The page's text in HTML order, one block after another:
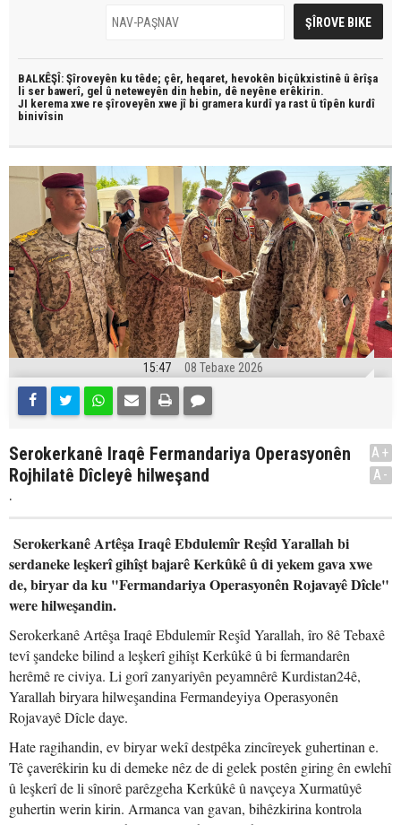
BALKÊŞÎ: Şîroveyên ku têde; çêr, heqaret, hevokên biçûkxistinê û êrîşa
li ser bawerî, gel û neteweyên din hebin, dê neyêne erêkirin.
JI kerema xwe re şîroveyên xwe jî bi gramera kurdî ya rast û tîpên kurdî
binivîsin
15:47 08 Tebaxe 2026
Serokerkanê Iraqê Fermandariya Operasyonên
Rojhilatê Dîcleyê hilweşand
.
A+
A-
Serokerkanê Artêşa Iraqê Ebdulemîr Reşîd Yarallah bi
serdaneke leşkerî gihîşt bajarê Kerkûkê û di yekem gava xwe
de, biryar da ku "Fermandariya Operasyonên Rojavayê Dîcle"
were hilweşandin.
Serokerkanê Artêşa Iraqê Ebdulemîr Reşîd Yarallah, îro 8ê Tebaxê
tevî şandeke bilind a leşkerî gihîşt Kerkûkê û bi fermandarên
herêmê re civiya. Li gorî zanyariyên peyamnêrê Kurdistan24ê,
Yarallah biryara hilweşandina Fermandeyiya Operasyonên
Rojavayê Dîcle daye.
Hate ragihandin, ev biryar wekî destpêka zincîreyek guhertinan e.
Tê çaverêkirin ku di demeke nêz de di gelek postên giring ên ewlehî
û leşkerî de li sînorê parêzgeha Kerkûkê û navçeya Xurmatûyê
guhertin werin kirin. Armanca van gavan, bihêzkirina kontrola